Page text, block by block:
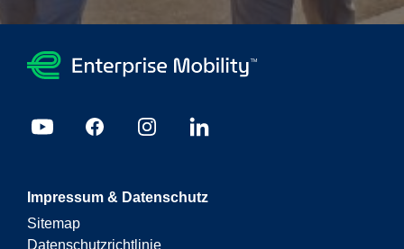
Impressum & Datenschutz
Sitemap
Datenschutzrichtlinie